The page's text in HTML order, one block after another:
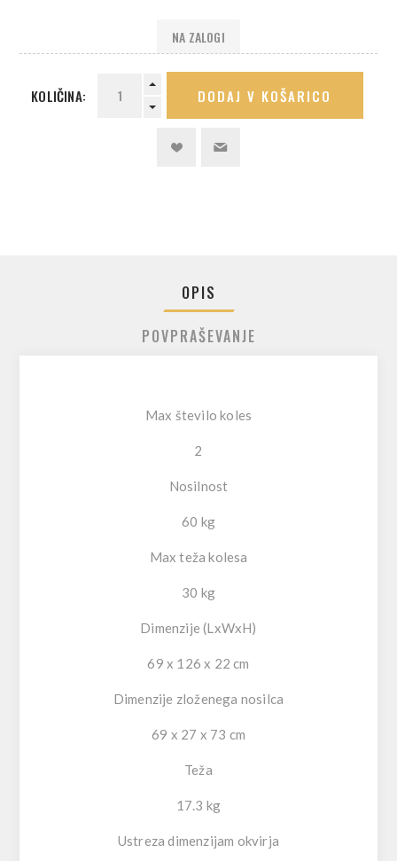
NA ZALOGI
KOLIČINA: DODAJ V KOŠARICO
OPIS
POVPRAŠEVANJE
Max število koles
2
Nosilnost
60 kg
Max teža kolesa
30 kg
Dimenzije (LxWxH)
69 x 126 x 22 cm
Dimenzije zloženega nosilca
69 x 27 x 73 cm
Teža
17.3 kg
Ustreza dimenzijam okvirja